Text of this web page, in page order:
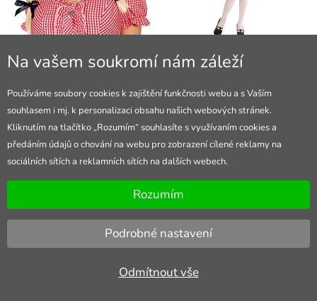
dvěma copy, Oktoberfest
Dámský dirndl kostým bavorská
dívka, Oktoberfest
Na vašem soukromí nám záleží
Používáme soubory cookies k zajištění funkčnosti webu a s Vaším
souhlasem i mj. k personalizaci obsahu našich webových stránek.
Kliknutím na tlačítko „Rozumím“ souhlasíte s využívaním cookies a
předáním údajů o chování na webu pro zobrazení cílené reklamy na
sociálních sítích a reklamních sítích na dalších webech.
Rozumím
Podrobné nastavení
Odmítnout vše